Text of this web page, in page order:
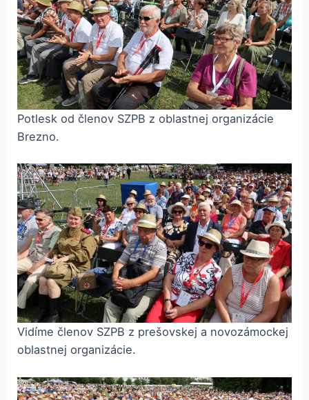
Potlesk od členov SZPB z oblastnej organizácie
Brezno.
Vidíme členov SZPB z prešovskej a novozámockej
oblastnej organizácie.